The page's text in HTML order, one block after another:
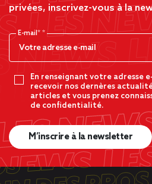
privées, inscrivez-vous à la
E-mail*
En renseignant votre adresse
recevoir nos dernères
articles et vous prenez
de confidentialité.
M’inscrire à la newsletter